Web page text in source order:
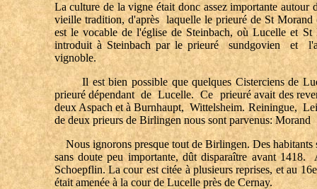
La culture de la vigne était donc assez importante
vieille tradition, d'après laquelle le prieuré de St
est le vocable de l'église de Steinbach, où Lucelle et St
introduit à Steinbach par le prieuré sundgovien et
vignoble.
Il est bien possible que quelques Cisterciens de
prieuré dépendant de Lucelle. Ce prieuré avait des
deux Aspach et à Burnhaupt, Wittelsheim. Reiningue,
de deux prieurs de Birlingen nous sont parvenus:
Nous ignorons presque tout de Birlingen. Des
sans doute peu importante, dût disparaître avant
Schoepflin. La cour est citée à plusieurs reprises, et
était amenée à la cour de Lucelle près de Cernay.